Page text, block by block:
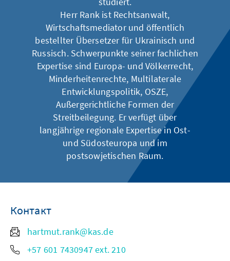
Herr Rank ist Rechtsanwalt,
Wirtschaftsmediator und öffentlich
bestellter Übersetzer für Ukrainisch und
Russisch. Schwerpunkte seiner fachlichen
Expertise sind Europa- und Völkerrecht,
Minderheitenrechte, Multilaterale
Entwicklungspolitik, OSZE,
Außergerichtliche Formen der
Streitbeilegung. Er verfügt über
langjährige regionale Expertise in Ost-
und Südosteuropa und im
postsowjetischen Raum.
Контакт
hartmut.rank@kas.de
+57 601 7430947 ext. 210